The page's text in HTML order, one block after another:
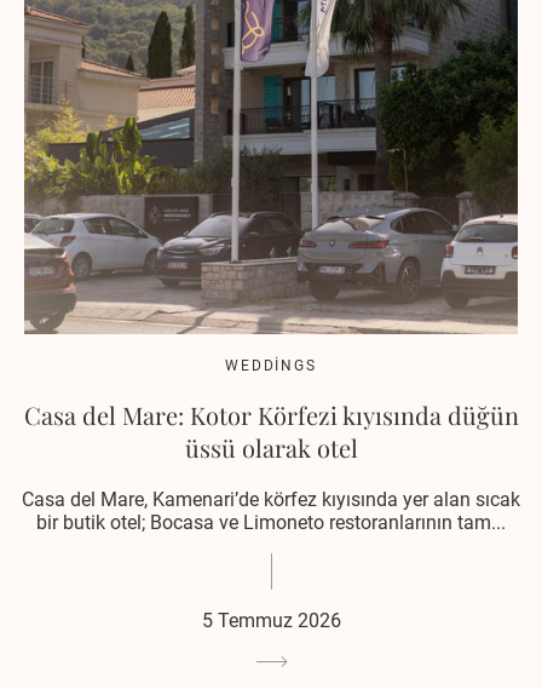
WEDDINGS
Casa del Mare: Kotor Körfezi kıyısında düğün
üssü olarak otel
Casa del Mare, Kamenari’de körfez kıyısında yer alan sıcak
bir butik otel; Bocasa ve Limoneto restoranlarının tam...
5 Temmuz 2026